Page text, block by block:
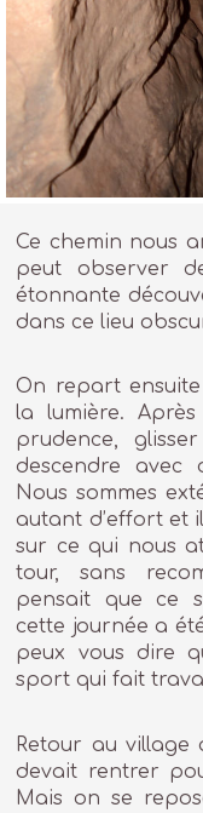
Ce chemin nous
peut observer
étonnante
dans ce lieu
On repart
la lumière.
prudence,
descendre avec
Nous sommes
autant d’effort et
sur ce qui nous
tour, sans
pensait que ce
cette journée a
peux vous dire
sport qui fait
Retour au village
devait rentrer
Mais on se